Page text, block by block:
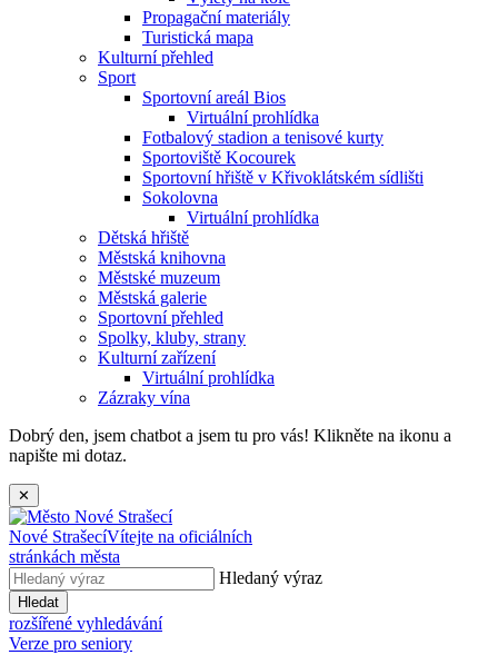
Propagační materiály
Turistická mapa
Kulturní přehled
Sport
Sportovní areál Bios
Virtuální prohlídka
Fotbalový stadion a tenisové kurty
Sportoviště Kocourek
Sportovní hřiště v Křivoklátském sídlišti
Sokolovna
Virtuální prohlídka
Dětská hřiště
Městská knihovna
Městské muzeum
Městská galerie
Sportovní přehled
Spolky, kluby, strany
Kulturní zařízení
Virtuální prohlídka
Zázraky vína
Dobrý den, jsem chatbot a jsem tu pro vás! Klikněte na ikonu a
napište mi dotaz.
✕
Nové StrašecíVítejte na oficiálních
stránkách města
Hledaný výraz
Hledat
rozšířené vyhledávání
Verze pro seniory